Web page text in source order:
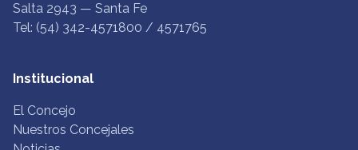
Salta 2943 — Santa Fe
Tel: (54) 342-4571800 / 4571765
Institucional
El Concejo
Nuestros Concejales